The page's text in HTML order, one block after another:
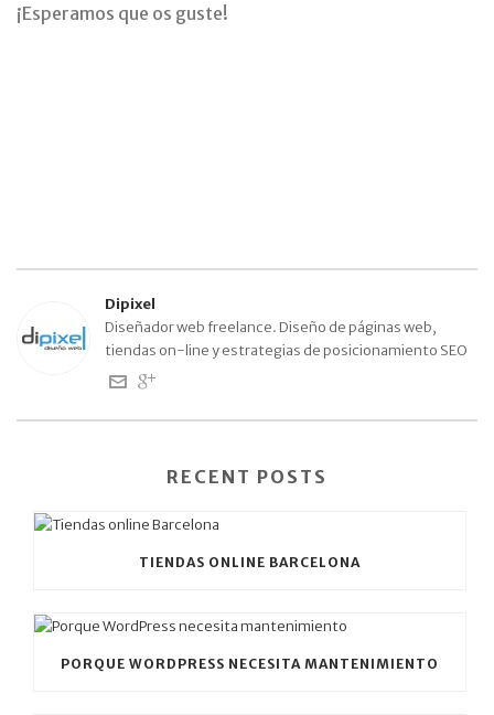
¡Esperamos que os guste!
Dipixel
Diseñador web freelance. Diseño de páginas web,
tiendas on-line y estrategias de posicionamiento SEO
RECENT POSTS
TIENDAS ONLINE BARCELONA
PORQUE WORDPRESS NECESITA MANTENIMIENTO